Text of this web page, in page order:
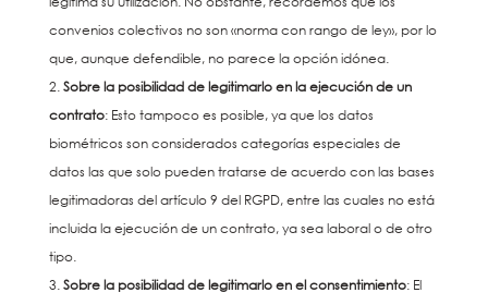
convenios colectivos no son «norma con rango de ley», por lo
que, aunque defendible, no parece la opción idónea.
Sobre la posibilidad de legitimarlo en la ejecución de un
contrato: Esto tampoco es posible, ya que los datos
biométricos son considerados categorías especiales de
datos las que solo pueden tratarse de acuerdo con las bases
legitimadoras del artículo 9 del RGPD, entre las cuales no está
incluida la ejecución de un contrato, ya sea laboral o de otro
tipo.
Sobre la posibilidad de legitimarlo en el consentimiento: El